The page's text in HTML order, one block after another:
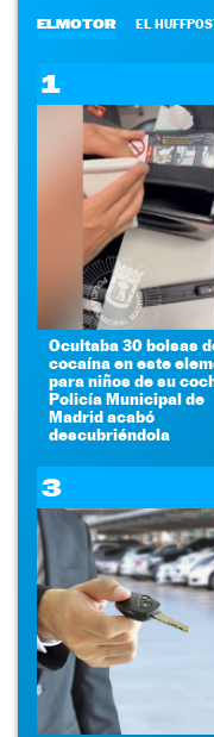
ELMOTOR EL
1
Ocultaba 30 bolsas
cocaína en este
para niños de su
Policía Municipal de
Madrid acabó
descubriéndola
3